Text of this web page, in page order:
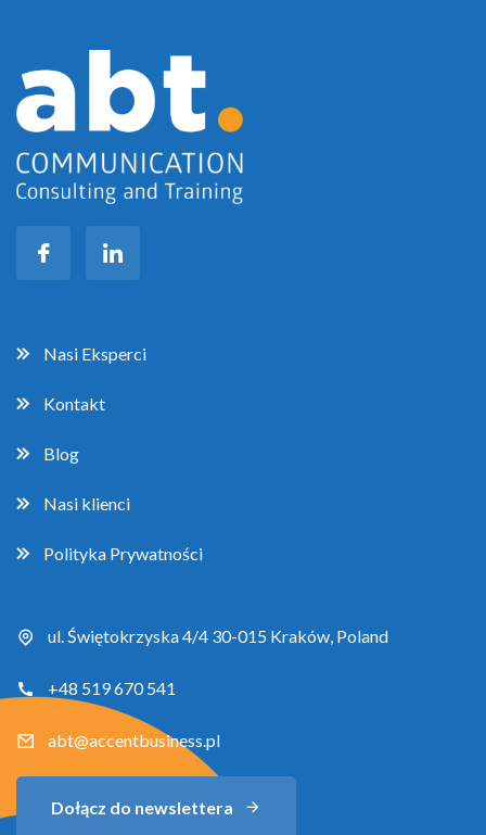
Nasi Eksperci
Kontakt
Blog
Nasi klienci
Polityka Prywatności
ul. Świętokrzyska 4/4 30-015 Kraków, Poland
+48 519 670 541
abt@accentbusiness.pl
Dołącz do newslettera